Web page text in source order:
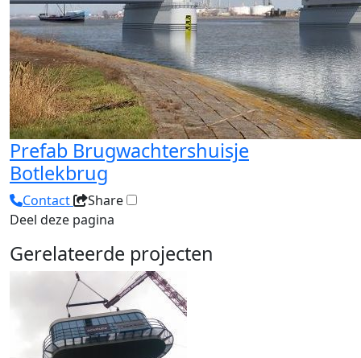
Prefab Brugwachtershuisje
Botlekbrug
Contact
Share
Deel deze pagina
Gerelateerde projecten